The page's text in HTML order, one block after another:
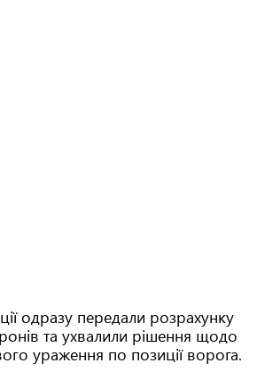
одразу передали розрахунку
та ухвалили рішення щодо
ураження по позиції ворога.